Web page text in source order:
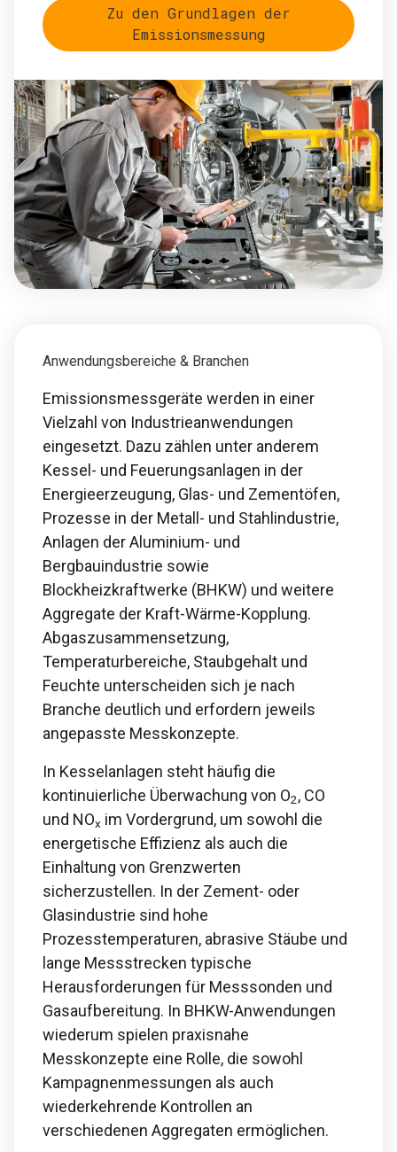
Zu den Grundlagen der
Emissionsmessung
Anwendungsbereiche & Branchen
Emissionsmessgeräte werden in einer
Vielzahl von Industrieanwendungen
eingesetzt. Dazu zählen unter anderem
Kessel- und Feuerungsanlagen in der
Energieerzeugung, Glas- und Zementöfen,
Prozesse in der Metall- und Stahlindustrie,
Anlagen der Aluminium- und
Bergbauindustrie sowie
Blockheizkraftwerke (BHKW) und weitere
Aggregate der Kraft-Wärme-Kopplung.
Abgaszusammensetzung,
Temperaturbereiche, Staubgehalt und
Feuchte unterscheiden sich je nach
Branche deutlich und erfordern jeweils
angepasste Messkonzepte.
In Kesselanlagen steht häufig die
kontinuierliche Überwachung von O2, CO
und NOx im Vordergrund, um sowohl die
energetische Effizienz als auch die
Einhaltung von Grenzwerten
sicherzustellen. In der Zement- oder
Glasindustrie sind hohe
Prozesstemperaturen, abrasive Stäube und
lange Messstrecken typische
Herausforderungen für Messsonden und
Gasaufbereitung. In BHKW-Anwendungen
wiederum spielen praxisnahe
Messkonzepte eine Rolle, die sowohl
Kampagnenmessungen als auch
wiederkehrende Kontrollen an
verschiedenen Aggregaten ermöglichen.